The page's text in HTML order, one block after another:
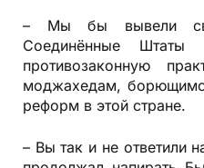
– Мы бы вывели
Соединённые
противозаконную
моджахедам,
реформ в этой стране.
– Вы так и не ответили